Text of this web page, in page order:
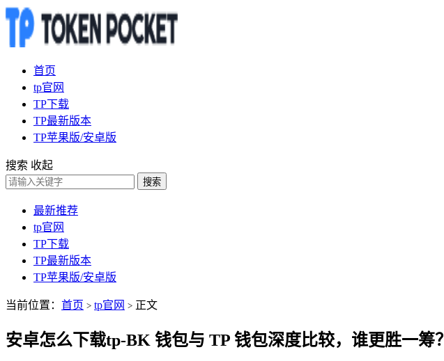
首页
tp官网
TP下载
TP最新版本
TP苹果版/安卓版
搜索 收起
搜索
最新推荐
tp官网
TP下载
TP最新版本
TP苹果版/安卓版
当前位置： 首页 > tp官网 > 正文
安卓怎么下载tp-BK 钱包与 TP 钱包深度比较，谁更胜一筹？